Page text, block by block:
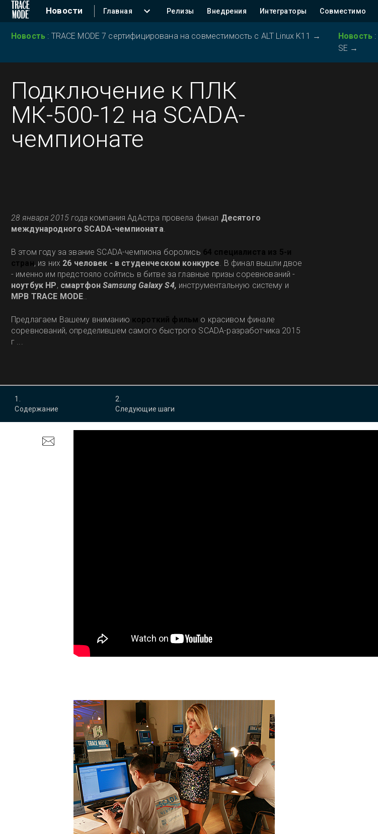
Новости Главная Релизы Внедрения Интеграторы Совместимо
Новость : TRACE MODE 7 сертифицирована на совместимость с ALT Linux K11 → Новость :
SE →
Подключение к ПЛК
МК-500-12 на SCADA-
чемпионате
28 января 2015 годакомпания АдАстра провела финал Десятого
международного SCADA-чемпионата
В этом году за звание SCADA-чемпиона боролись 64 специалиста из 5-и
стран, из них 26 человек - в студенческом конкурсе . В финал вышли двое
- именно им предстояло сойтись в битве за главные призы соревнований -
ноутбук HP, смартфонSamsung Galaxy S4, инструментальную систему и
МРВ TRACE MODE
Предлагаем Вашему вниманию короткий фильм о красивом финале
соревнований, определившем самого быстрого SCADA-разработчика 2015
г ...
1
Содержание
2
Следующие шаги